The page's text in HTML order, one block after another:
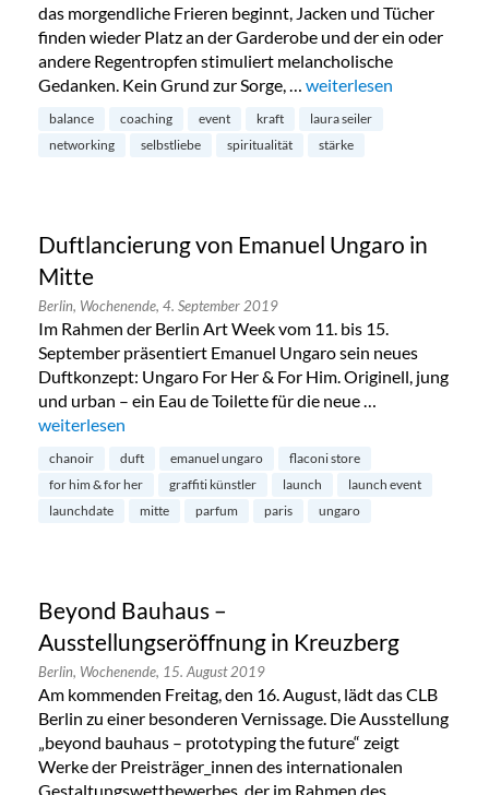
das morgendliche Frieren beginnt, Jacken und Tücher
finden wieder Platz an der Garderobe und der ein oder
andere Regentropfen stimuliert melancholische
Gedanken. Kein Grund zur Sorge, … „Spiritual Sunday Live
weiterlesen
balance coaching event kraft
laura seiler
networking
selbstliebe spiritualität stärke
Duftlancierung von Emanuel Ungaro in
Mitte
Berlin, Wochenende, 4. September 2019
Im Rahmen der Berlin Art Week vom 11. bis 15.
September präsentiert Emanuel Ungaro sein neues
Duftkonzept: Ungaro For Her & For Him. Originell, jung
und urban – ein Eau de Toilette für die neue …
„Duftlancierung von Emanuel Ungaro in Mitte“
weiterlesen
chanoir duft emanuel ungaro
flaconi store
for him & for her
graffiti künstler launch
launch event
launchdate
mitte parfum paris ungaro
Beyond Bauhaus –
Ausstellungseröffnung in Kreuzberg
Berlin, Wochenende, 15. August 2019
Am kommenden Freitag, den 16. August, lädt das CLB
Berlin zu einer besonderen Vernissage. Die Ausstellung
„beyond bauhaus – prototyping the future“ zeigt
Werke der Preisträger_innen des internationalen
Gestaltungswettbewerbes, der im Rahmen des